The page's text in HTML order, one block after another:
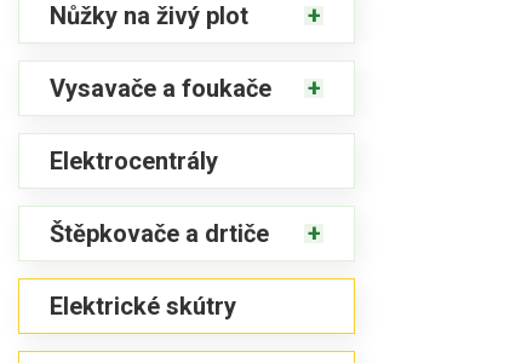
Nůžky na živý plot
Vysavače a foukače
Elektrocentrály
Štěpkovače a drtiče
Elektrické skútry